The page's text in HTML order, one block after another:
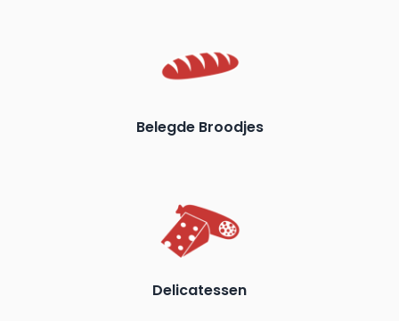
Belegde Broodjes
Delicatessen